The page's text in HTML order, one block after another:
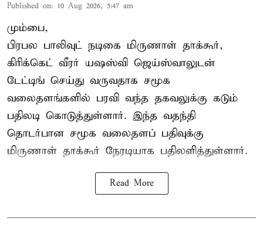
Published on: 10 Aug 2026, 5:47 am
மும்பை,
பிரபல பாலிவுட் நடிகை மிருணாள் தாக்கூர்,
கிரிக்கெட் வீரர் யஷஸ்வி ஜெய்ஸ்வாலுடன்
டேட்டிங் செய்து வருவதாக சமூக
வலைதளங்களில் பரவி வந்த தகவலுக்கு கடும்
பதிலடி கொடுத்துள்ளார். இந்த வதந்தி
தொடர்பான சமூக வலைதளப் பதிவுக்கு
மிருணாள் தாக்கூர் நேரடியாக பதிலளித்துள்ளார்.
Read More